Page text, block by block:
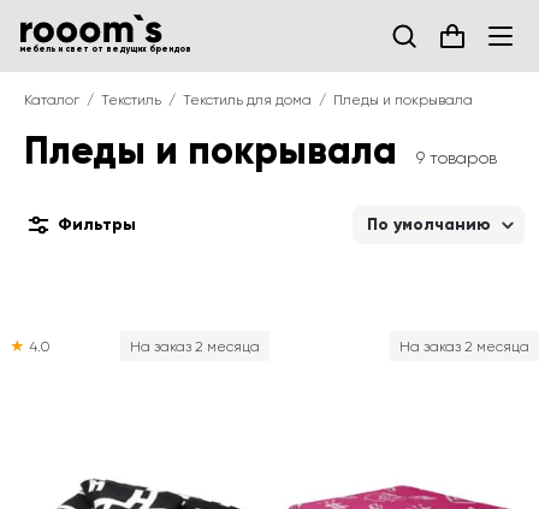
мебель и свет от ведущих брендов
Каталог Текстиль Текстиль для дома Пледы и покрывала
Пледы и покрывала 9 товаров
Фильтры По умолчанию
На заказ 2 месяца
★ 4.0 На заказ 2 месяца